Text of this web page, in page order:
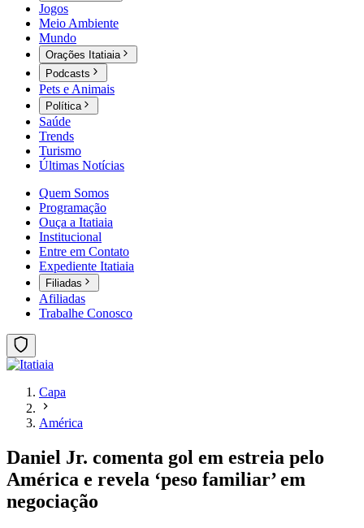
Jogos
Meio Ambiente
Mundo
Orações Itatiaia
Podcasts
Pets e Animais
Política
Saúde
Trends
Turismo
Últimas Notícias
Quem Somos
Programação
Ouça a Itatiaia
Institucional
Entre em Contato
Expediente Itatiaia
Filiadas
Afiliadas
Trabalhe Conosco
Capa
América
Daniel Jr. comenta gol em estreia pelo
América e revela ‘peso familiar’ em
negociação